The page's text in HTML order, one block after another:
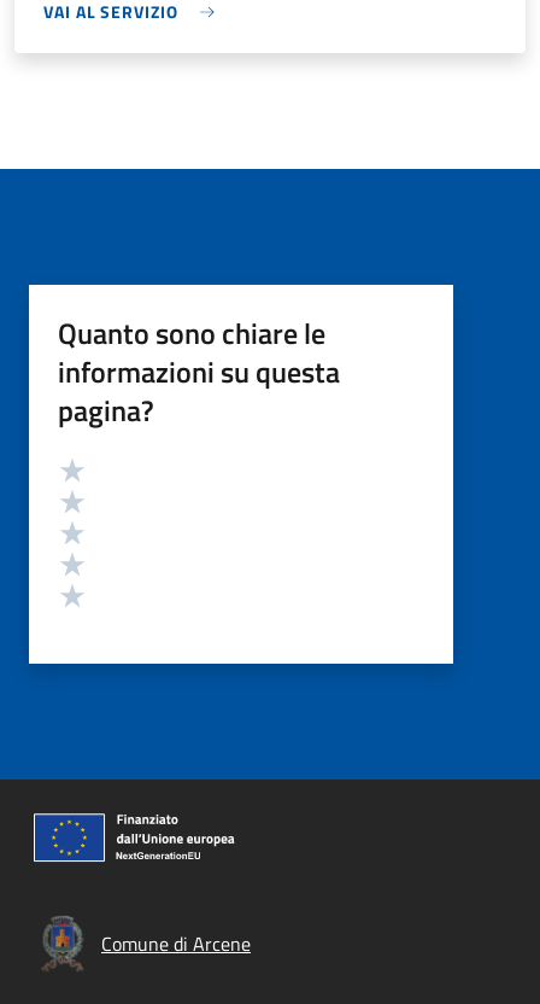
VAI AL SERVIZIO
Quanto sono chiare le
informazioni su questa
pagina?
Valutazione
Comune di Arcene